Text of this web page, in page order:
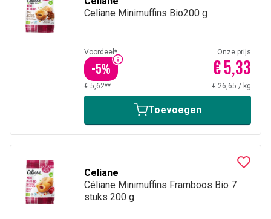
Celiane Minimuffins Bio200 g
Voordeel*
-5%
Onze prijs
€ 5,33
€ 5,62** € 26,65 / kg
Toevoegen
Celiane
Céliane Minimuffins Framboos Bio 7
stuks 200 g